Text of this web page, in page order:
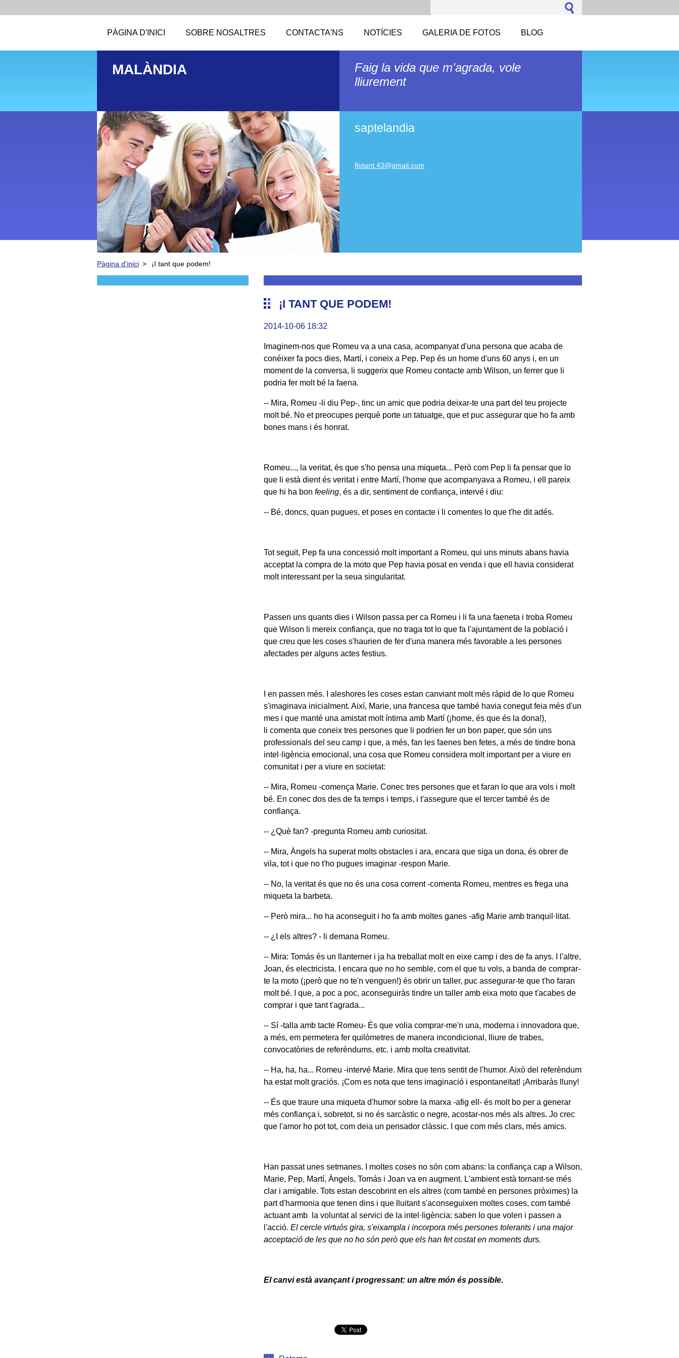
PÀGINA D'INICI SOBRE NOSALTRES CONTACTA'NS NOTÍCIES GALERIA DE FOTOS BLOG
MALÀNDIA
Faig la vida que m'agrada, vole
lliurement
saptelandia
flotant. 43@gmail .com
Pàgina d'inici > ¡I tant que podem!
¡I TANT QUE PODEM!
2014-10-06 18:32
Imaginem-nos que Romeu va a una casa, acompanyat d'una persona que acaba de
conéixer fa pocs dies, Martí, i coneix a Pep. Pep és un home d'uns 60 anys i, en un
moment de la conversa, li suggerix que Romeu contacte amb Wilson, un ferrer que li
podria fer molt bé la faena.
-- Mira, Romeu -li diu Pep-, tinc un amic que podria deixar-te una part del teu projecte
molt bé. No et preocupes perquè porte un tatuatge, que et puc assegurar que ho fa amb
bones mans i és honrat.
Romeu..., la veritat, és que s'ho pensa una miqueta... Però com Pep li fa pensar que lo
que li està dient és veritat i entre Martí, l'home que acompanyava a Romeu, i ell pareix
que hi ha bon feeling, és a dir, sentiment de confiança, intervé i diu:
-- Bé, doncs, quan pugues, et poses en contacte i li comentes lo que t'he dit adés.
Tot seguit, Pep fa una concessió molt important a Romeu, qui uns minuts abans havia
acceptat la compra de la moto que Pep havia posat en venda i que ell havia considerat
molt interessant per la seua singularitat.
Passen uns quants dies i Wilson passa per ca Romeu i li fa una faeneta i troba Romeu
que Wilson li mereix confiança, que no traga tot lo que fa l'ajuntament de la població i
que creu que les coses s'haurien de fer d'una manera més favorable a les persones
afectades per alguns actes festius.
I en passen més. I aleshores les coses estan canviant molt més ràpid de lo que Romeu
s'imaginava inicialment. Així, Marie, una francesa que també havia conegut feia més d'un
mes i que manté una amistat molt íntima amb Martí (¡home, és que és la dona!),
li comenta que coneix tres persones que li podrien fer un bon paper, que són uns
professionals del seu camp i que, a més, fan les faenes ben fetes, a més de tindre bona
intel·ligència emocional, una cosa que Romeu considera molt important per a viure en
comunitat i per a viure en societat:
-- Mira, Romeu -comença Marie. Conec tres persones que et faran lo que ara vols i molt
bé. En conec dos des de fa temps i temps, i t'assegure que el tercer també és de
confiança.
-- ¿Què fan? -pregunta Romeu amb curiositat.
-- Mira, Àngels ha superat molts obstacles i ara, encara que siga un dona, és obrer de
vila, tot i que no t'ho pugues imaginar -respon Marie.
-- No, la veritat és que no és una cosa corrent -comenta Romeu, mentres es frega una
miqueta la barbeta.
-- Però mira... ho ha aconseguit i ho fa amb moltes ganes -afig Marie amb tranquil·litat.
-- ¿I els altres? - li demana Romeu.
-- Mira: Tomás és un llanterner i ja ha treballat molt en eixe camp i des de fa anys. I l'altre,
Joan, és electricista. I encara que no ho semble, com el que tu vols, a banda de comprar-
te la moto (¡però que no te'n venguen!) és obrir un taller, puc assegurar-te que t'ho faran
molt bé. I que, a poc a poc, aconseguiràs tindre un taller amb eixa moto que t'acabes de
comprar i que tant t'agrada...
-- Sí -talla amb tacte Romeu- És que volia comprar-me'n una, moderna i innovadora que,
a més, em permetera fer quilòmetres de manera incondicional, lliure de trabes,
convocatòries de referèndums, etc. i amb molta creativitat.
-- Ha, ha, ha... Romeu -intervé Marie. Mira que tens sentit de l'humor. Això del referèndum
ha estat molt graciós. ¡Com es nota que tens imaginació i espontaneïtat! ¡Arribaràs lluny!
-- És que traure una miqueta d'humor sobre la marxa -afig ell- és molt bo per a generar
més confiança i, sobretot, si no és sarcàstic o negre, acostar-nos més als altres. Jo crec
que l'amor ho pot tot, com deia un pensador clàssic. I que com més clars, més amics.
Han passat unes setmanes. I moltes coses no són com abans: la confiança cap a Wilson,
Marie, Pep, Martí, Àngels, Tomás i Joan va en augment. L'ambient està tornant-se més
clar i amigable. Tots estan descobrint en els altres (com també en persones pròximes) la
part d'harmonia que tenen dins i que lluitant s'aconseguixen moltes coses, com també
actuant amb la voluntat al servici de la intel·ligència: saben lo que volen i passen a
l'acció. El cercle virtuós gira, s'eixampla i incorpora més persones tolerants i una major
acceptació de les que no ho són però que els han fet costat en moments durs.
El canvi està avançant i progressant: un altre món és possible.